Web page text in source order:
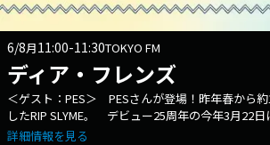
6/8月11:00-11:30TOKYO FM
ディア・フレンズ
＜ゲスト：PES＞ PESさんが登場！昨年春から
したRIP SLYME。 デビュー25周年の今年3月22日
さんはソロプロジェクトの第二章をスタート！
詳細情報を見る